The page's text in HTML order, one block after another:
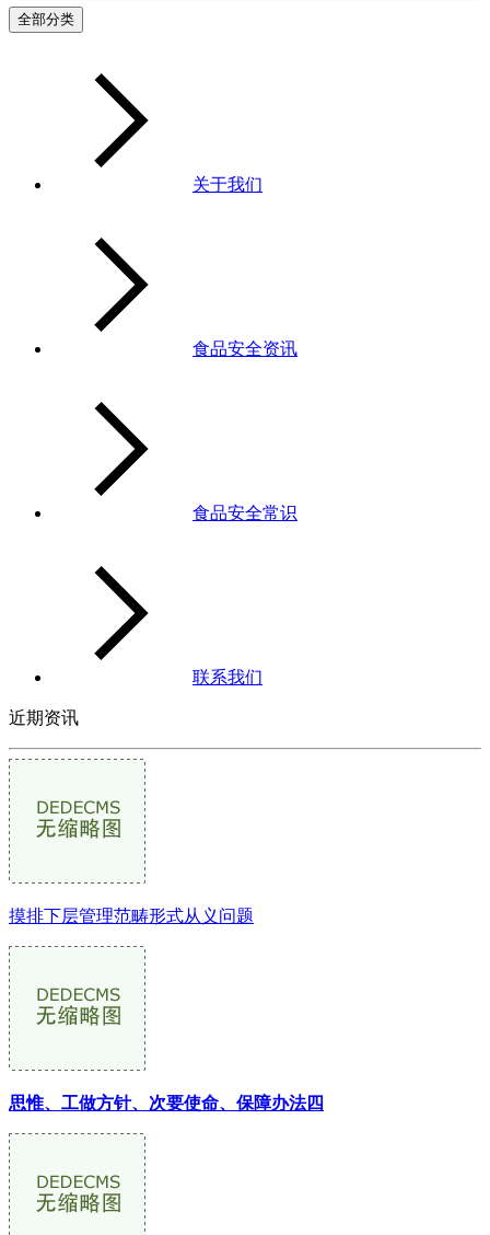
全部分类
关于我们
食品安全资讯
食品安全常识
联系我们
近期资讯
摸排下层管理范畴形式从义问题
思惟、工做方针、次要使命、保障办法四